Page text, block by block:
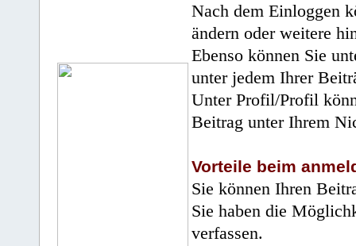
Nach dem Einloggen
ändern oder weitere
Ebenso können Sie
unter jedem Ihrer
Unter Profil/Profil
Beitrag unter Ihrem
Vorteile beim
Sie können Ihren
Sie haben die
verfassen.